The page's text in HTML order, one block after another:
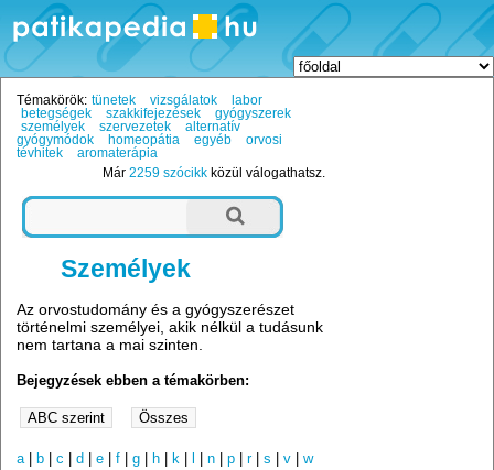
Témakörök: tünetek vizsgálatok
labor
betegségek
szakkifejezések
gyógyszerek
személyek
szervezetek
alternatív
gyógymódok
homeopátia egyéb
orvosi
tévhitek
aromaterápia
Már2259 szócikk közül válogathatsz.
Személyek
Az orvostudomány és a gyógyszerészet
történelmi személyei, akik nélkül a tudásunk
nem tartana a mai szinten.
Bejegyzések ebben a témakörben:
a| b |c |d |e |f |g h k |n |p |r|s |v |w